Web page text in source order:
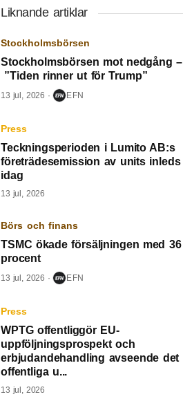
Liknande artiklar
Stockholmsbörsen
Stockholmsbörsen mot nedgång –
”Tiden rinner ut för Trump”
13 jul, 2026 EFN
Press
Teckningsperioden i Lumito AB:s
företrädesemission av units inleds
idag
13 jul, 2026
Börs och finans
TSMC ökade försäljningen med 36
procent
13 jul, 2026 EFN
Press
WPTG offentliggör EU-
uppföljningsprospekt och
erbjudandehandling avseende det
offentliga u...
13 jul, 2026